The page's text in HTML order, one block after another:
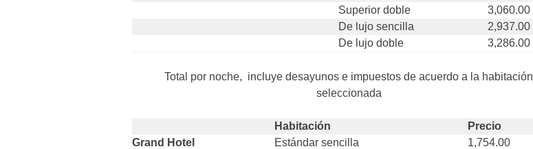
Superior doble
3,060.00
De lujo sencilla
2,937.00
De lujo doble
3,286.00
Total por noche, incluye desayunos e impuestos de acuerdo a la habitación
seleccionada
Habitación
Precio
Grand Hotel
Estándar sencilla
1,754.00